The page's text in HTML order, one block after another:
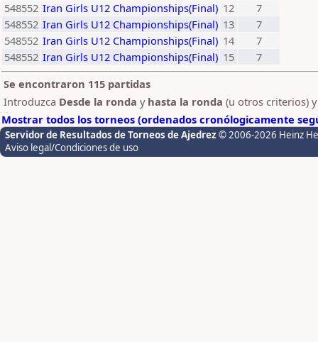
548552 Iran Girls U12 Championships(Final) 12
7
548552 Iran Girls U12 Championships(Final) 13
7
548552 Iran Girls U12 Championships(Final) 14
7
548552 Iran Girls U12 Championships(Final) 15
7
Se encontraron 115 partidas
Introduzca Desde la ronda y hasta la ronda (u otros criterios)
Mostrar todos los torneos (ordenados cronólogicamente
Servidor de Resultados de Torneos de Ajedrez © 2006-2026 Heinz
Aviso legal/Condiciones de uso